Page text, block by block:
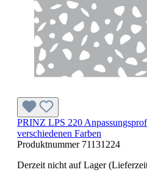
PRINZ LPS 220
verschiedenen Farben
Produktnummer 71131224
Derzeit nicht auf Lager